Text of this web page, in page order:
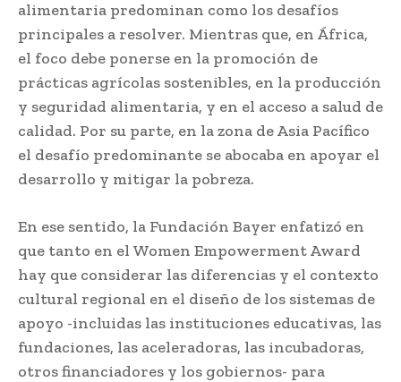
alimentaria predominan como los desafíos
principales a resolver. Mientras que, en África,
el foco debe ponerse en la promoción de
prácticas agrícolas sostenibles, en la producción
y seguridad alimentaria, y en el acceso a salud de
calidad. Por su parte, en la zona de Asia Pacífico
el desafío predominante se abocaba en apoyar el
desarrollo y mitigar la pobreza.
En ese sentido, la Fundación Bayer enfatizó en
que tanto en el Women Empowerment Award
hay que considerar las diferencias y el contexto
cultural regional en el diseño de los sistemas de
apoyo -incluidas las instituciones educativas, las
fundaciones, las aceleradoras, las incubadoras,
otros financiadores y los gobiernos- para